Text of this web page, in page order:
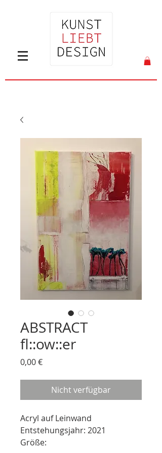
ABSTRACT
fl::ow::er
0,00 €Preis
Nicht verfügbar
Acryl auf Leinwand
Entstehungsjahr: 2021
Größe: